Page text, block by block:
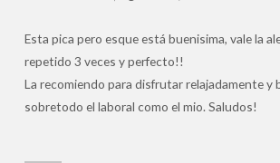
Esta pica pero esque está buenisima, vale la
repetido 3 veces y perfecto!!
La recomiendo para disfrutar relajadamente y
sobretodo el laboral como el mio. Saludos!